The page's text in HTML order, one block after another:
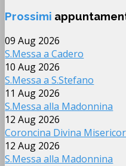
Prossimi
09 Aug 2026
S.Messa a Cadero
10 Aug 2026
S.Messa a S.Stefano
11 Aug 2026
S.Messa alla Madonnina
12 Aug 2026
Coroncina Divina
12 Aug 2026
S.Messa alla Madonnina